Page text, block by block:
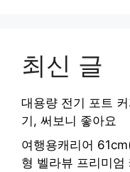
최신 글
대용량 전기 포트
기, 써보니 좋아요
여행용캐리어
형 벨라뷰 프리미